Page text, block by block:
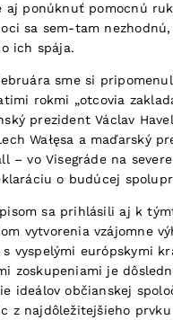
aj ponúknuť pomocnú
sa sem-tam
ich spája.
sme si
rokmi „otcovia
prezident Václav
Wałęsa a maďarský
– vo Visegráde na
o budúcej
sa prihlásili aj k
vytvorenia vzájomne
vyspelými európskymi
zoskupeniami je
ideálov občianskej
z najdôležitejšieho